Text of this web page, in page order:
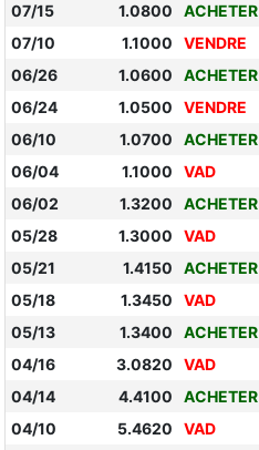
07/15
1.0800 ACHETER
07/10
1.1000 VENDRE
06/26
1.0600 ACHETER
06/24
1.0500 VENDRE
06/10
1.0700 ACHETER
06/04
1.1000 VAD
06/02
1.3200 ACHETER
05/28
1.3000 VAD
05/21
1.4150 ACHETER
05/18
1.3450 VAD
05/13
1.3400 ACHETER
04/16
3.0820 VAD
04/14
4.4100 ACHETER
04/10
5.4620 VAD